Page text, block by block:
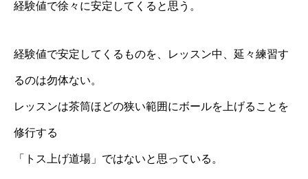
経験値で徐々に安定してくると思う。
経験値で安定してくるものを、レッスン中、延々練習す
るのは勿体ない。
レッスンは茶筒ほどの狭い範囲にボールを上げることを
修行する
「トス上げ道場」ではないと思っている。